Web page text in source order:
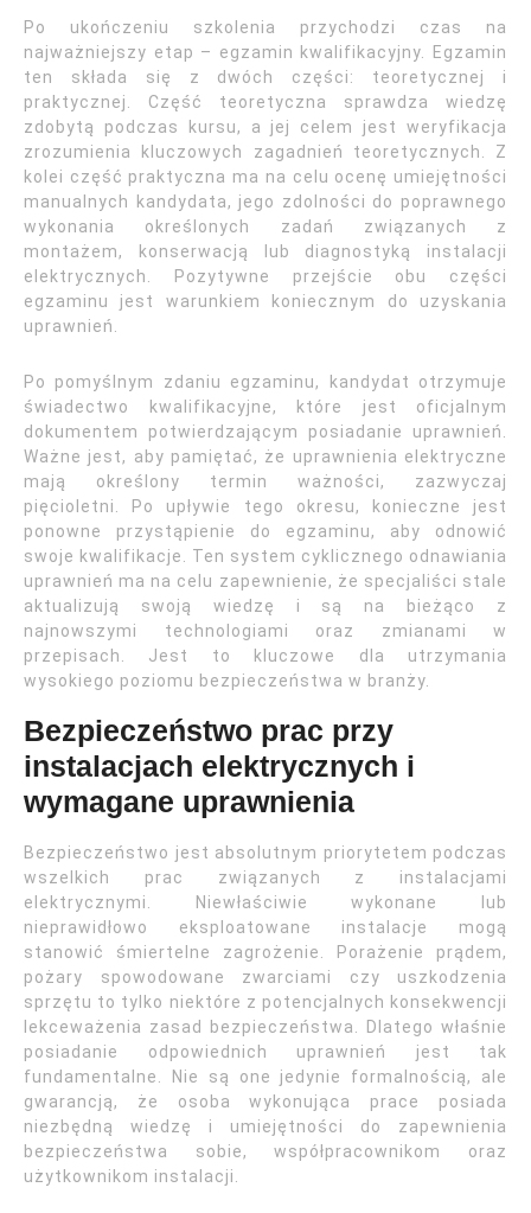
Po ukończeniu szkolenia przychodzi czas na
najważniejszy etap – egzamin kwalifikacyjny. Egzamin
ten składa się z dwóch części: teoretycznej i
praktycznej. Część teoretyczna sprawdza wiedzę
zdobytą podczas kursu, a jej celem jest weryfikacja
zrozumienia kluczowych zagadnień teoretycznych. Z
kolei część praktyczna ma na celu ocenę umiejętności
manualnych kandydata, jego zdolności do poprawnego
wykonania określonych zadań związanych z
montażem, konserwacją lub diagnostyką instalacji
elektrycznych. Pozytywne przejście obu części
egzaminu jest warunkiem koniecznym do uzyskania
uprawnień.
Po pomyślnym zdaniu egzaminu, kandydat otrzymuje
świadectwo kwalifikacyjne, które jest oficjalnym
dokumentem potwierdzającym posiadanie uprawnień.
Ważne jest, aby pamiętać, że uprawnienia elektryczne
mają określony termin ważności, zazwyczaj
pięcioletni. Po upływie tego okresu, konieczne jest
ponowne przystąpienie do egzaminu, aby odnowić
swoje kwalifikacje. Ten system cyklicznego odnawiania
uprawnień ma na celu zapewnienie, że specjaliści stale
aktualizują swoją wiedzę i są na bieżąco z
najnowszymi technologiami oraz zmianami w
przepisach. Jest to kluczowe dla utrzymania
wysokiego poziomu bezpieczeństwa w branży.
Bezpieczeństwo prac przy
instalacjach elektrycznych i
wymagane uprawnienia
Bezpieczeństwo jest absolutnym priorytetem podczas
wszelkich prac związanych z instalacjami
elektrycznymi. Niewłaściwie wykonane lub
nieprawidłowo eksploatowane instalacje mogą
stanowić śmiertelne zagrożenie. Porażenie prądem,
pożary spowodowane zwarciami czy uszkodzenia
sprzętu to tylko niektóre z potencjalnych konsekwencji
lekceważenia zasad bezpieczeństwa. Dlatego właśnie
posiadanie odpowiednich uprawnień jest tak
fundamentalne. Nie są one jedynie formalnością, ale
gwarancją, że osoba wykonująca prace posiada
niezbędną wiedzę i umiejętności do zapewnienia
bezpieczeństwa sobie, współpracownikom oraz
użytkownikom instalacji.